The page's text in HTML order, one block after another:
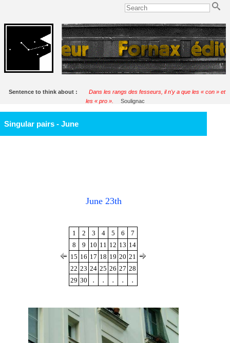
Sentence to think about :
Dans les rangs des fesseurs, il n'y a que les « con » et
les « pro ».
Soulignac
Singular pairs - June
June 23th
1 2 3 4 5 6
7
8
9 10 11 12 13 14
15 16 17 18 19 20 21
22 23 24 25 26 27 28
29 30 . . . . .